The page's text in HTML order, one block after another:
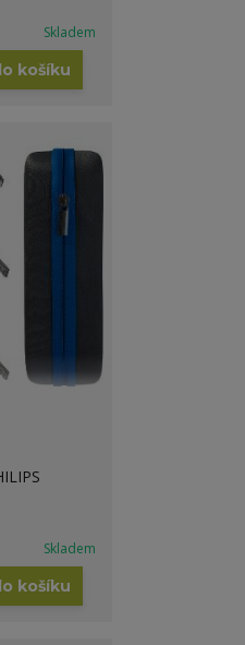
Skladem
košíku
Skladem
košíku